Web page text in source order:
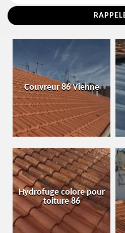
Couvreur 86 Vienne
Hydrofuge colore pour
toiture 86